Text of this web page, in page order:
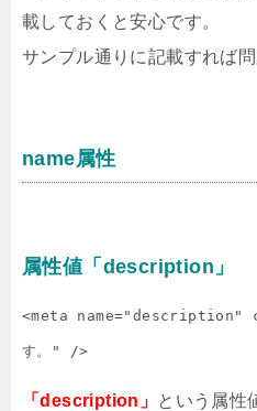
載しておくと安心です。
サンプル通りに記載すれば
name属性
属性値「description」
<meta name="description"
す。" />
「description」 という属性